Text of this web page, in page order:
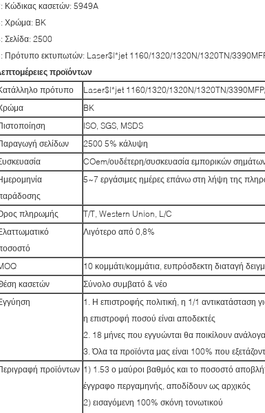
Κώδικας κασετών: 5949A
Χρώμα: BK
Σελίδα: 2500
Πρότυπο εκτυπωτών: Laser$l*jet 1160/1320/1320N/1320TN/
προϊόντων
πρότυπο
Laser$l*jet 1160/1320/1320N/1320TN/
BK
ISO, SGS, MSDS
σελίδων
2500 5% κάλυψη
COem/ουδέτερη/συσκευασία εμπορικών
5~7 εργάσιμες ημέρες επάνω στη λήψη της
πληρωμής
T/T, Western Union, L/C
Λιγότερο από 0,8%
10 κομμάτι/κομμάτια, ευπρόσδεκτη διαταγή
κασετών
Σύνολο συμβατό & νέο
1. Η επιστροφής πολιτική, η 1/1 αντικατάσταση
η επιστροφή ποσού είναι αποδεκτές
2. 18 μήνες που εγγυώνται θα ποικίλουν
3. Όλα τα προϊόντα μας είναι 100% που
προϊόντων 1) 1.53 ο μαύροι βαθμός και το ποσοστό
έγγραφο περγαμηνής, αποδίδουν ως αρχικός
2) εισαγόμενη 100% σκόνη τονωτικού